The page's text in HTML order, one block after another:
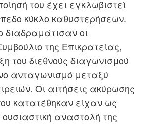
του έχει εγκλωβιστεί
κύκλο καθυστερήσεων.
διαδραμάτισαν οι
της Επικρατείας,
του διεθνούς διαγωνισμού
ανταγωνισμό μεταξύ
Οι αιτήσεις ακύρωσης
κατατέθηκαν είχαν ως
αναστολή της